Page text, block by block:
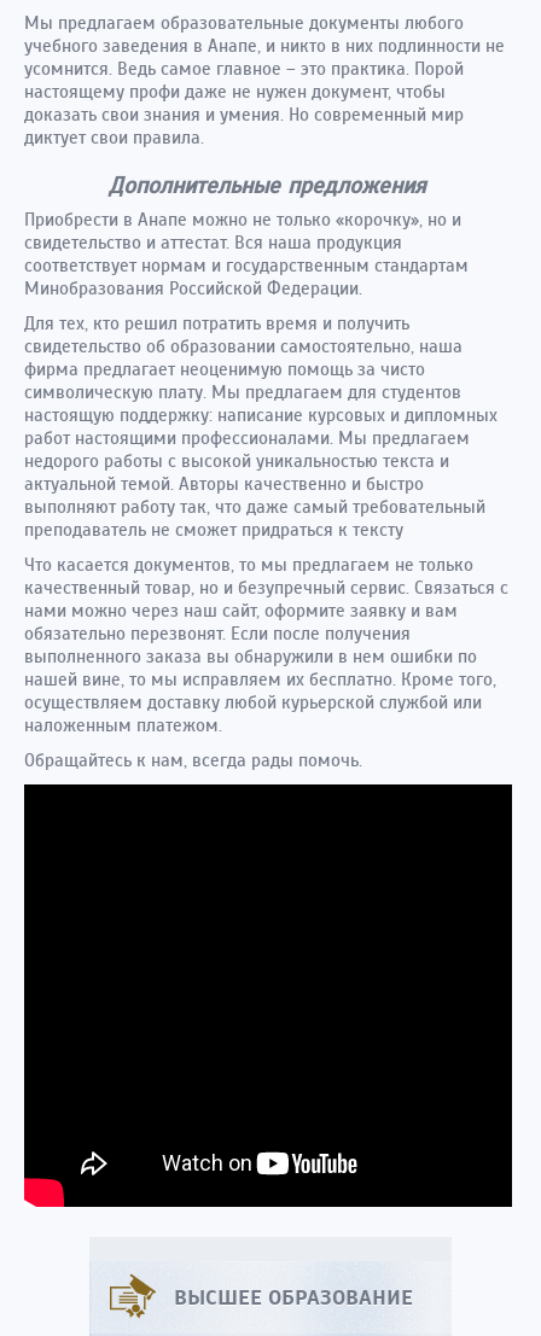
Мы предлагаем образовательные документы любого
учебного заведения в Анапе, и никто в них подлинности не
усомнится. Ведь самое главное – это практика. Порой
настоящему профи даже не нужен документ, чтобы
доказать свои знания и умения. Но современный мир
диктует свои правила.
Дополнительные предложения
Приобрести в Анапе можно не только «корочку», но и
свидетельство и аттестат. Вся наша продукция
соответствует нормам и государственным стандартам
Минобразования Российской Федерации.
Для тех, кто решил потратить время и получить
свидетельство об образовании самостоятельно, наша
фирма предлагает неоценимую помощь за чисто
символическую плату. Мы предлагаем для студентов
настоящую поддержку: написание курсовых и дипломных
работ настоящими профессионалами. Мы предлагаем
недорого работы с высокой уникальностью текста и
актуальной темой. Авторы качественно и быстро
выполняют работу так, что даже самый требовательный
преподаватель не сможет придраться к тексту
Что касается документов, то мы предлагаем не только
качественный товар, но и безупречный сервис. Связаться с
нами можно через наш сайт, оформите заявку и вам
обязательно перезвонят. Если после получения
выполненного заказа вы обнаружили в нем ошибки по
нашей вине, то мы исправляем их бесплатно. Кроме того,
осуществляем доставку любой курьерской службой или
наложенным платежом.
Обращайтесь к нам, всегда рады помочь.
ВЫСШЕЕ ОБРАЗОВАНИЕ